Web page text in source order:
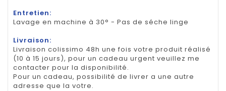
Entretien:
Lavage en machine à 30° - Pas de séche linge
Livraison:
Livraison colissimo 48h une fois votre produit réalisé
(10 à 15 jours), pour un cadeau urgent veuillez me
contacter pour la disponibilité.
Pour un cadeau, possibilité de livrer a une autre
adresse que la votre.